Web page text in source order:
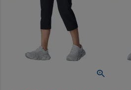
メンズカジュアルウェア